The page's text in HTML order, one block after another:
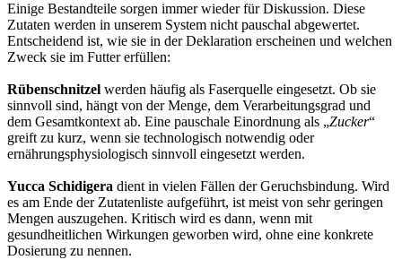
Einige Bestandteile sorgen immer wieder für Diskussion. Diese
Zutaten werden in unserem System nicht pauschal abgewertet.
Entscheidend ist, wie sie in der Deklaration erscheinen und welchen
Zweck sie im Futter erfüllen:
Rübenschnitzel werden häufig als Faserquelle eingesetzt. Ob sie
sinnvoll sind, hängt von der Menge, dem Verarbeitungsgrad und
dem Gesamtkontext ab. Eine pauschale Einordnung als „Zucker“
greift zu kurz, wenn sie technologisch notwendig oder
ernährungsphysiologisch sinnvoll eingesetzt werden.
Yucca Schidigera dient in vielen Fällen der Geruchsbindung. Wird
es am Ende der Zutatenliste aufgeführt, ist meist von sehr geringen
Mengen auszugehen. Kritisch wird es dann, wenn mit
gesundheitlichen Wirkungen geworben wird, ohne eine konkrete
Dosierung zu nennen.